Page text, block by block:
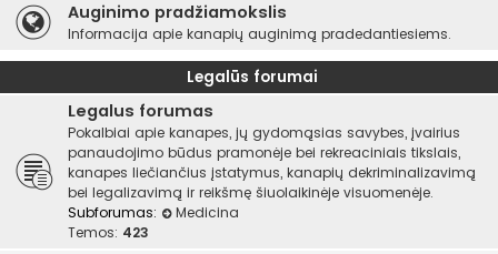
Auginimo pradžiamokslis
Informacija apie kanapių auginimą pradedantiesiems.
Legalūs forumai
Legalus forumas
Pokalbiai apie kanapes, jų gydomąsias savybes, įvairius
panaudojimo būdus pramonėje bei rekreaciniais tikslais,
kanapes liečiančius įstatymus, kanapių dekriminalizavimą
bei legalizavimą ir reikšmę šiuolaikinėje visuomenėje.
Subforumas:
Medicina
Temos: 423